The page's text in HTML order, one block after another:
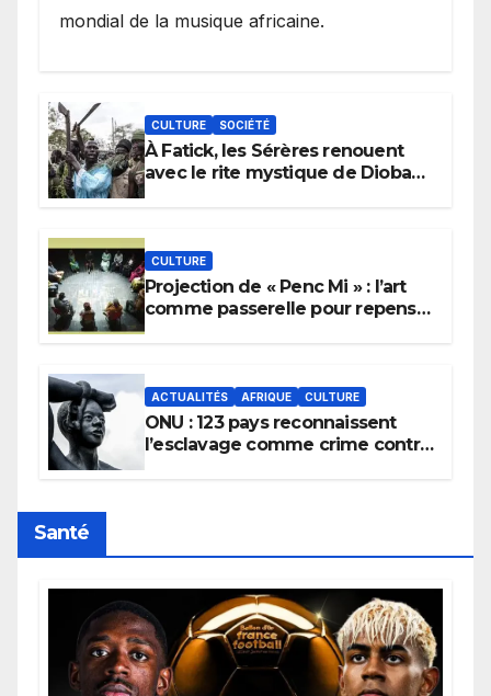
mondial de la musique africaine.
CULTURE SOCIÉTÉ
À Fatick, les Sérères renouent
avec le rite mystique de Diobaye
CULTURE
Projection de « Penc Mi » : l’art
comme passerelle pour repenser
ACTUALITÉS AFRIQUE CULTURE
ONU : 123 pays reconnaissent
l’esclavage comme crime contre
Santé